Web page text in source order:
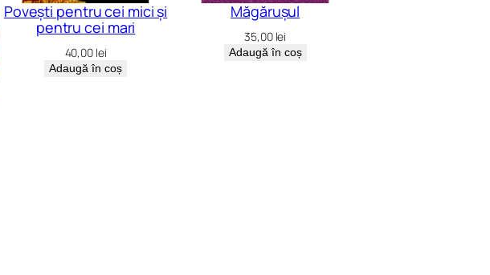
Povești pentru cei mici și
pentru cei mari
40,00 lei
Adaugă în coș
Măgărușul
35,00 lei
Adaugă în coș